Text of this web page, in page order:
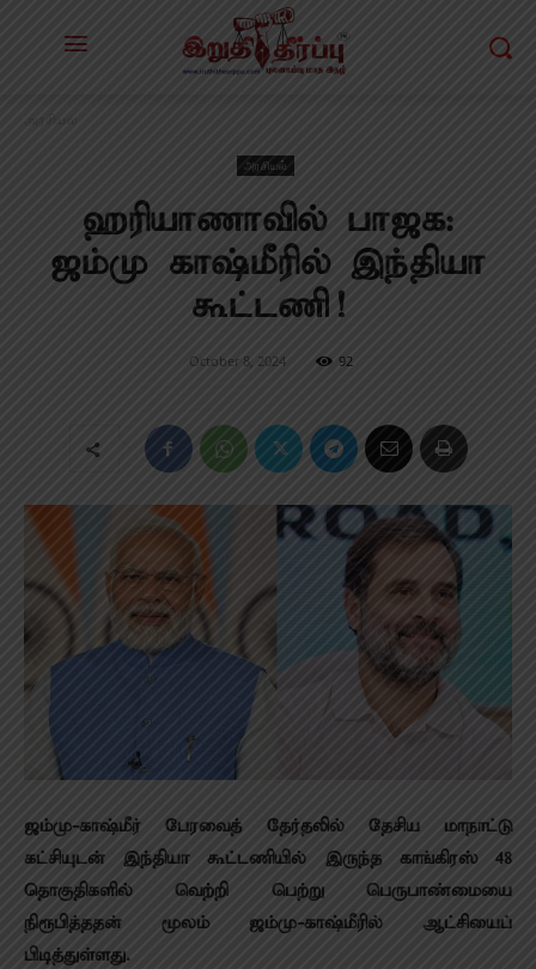
அரசியல்
அரசியல்
ஹரியாணாவில் பாஜக:
ஜம்மு காஷ்மீரில் இந்தியா
கூட்டணி!
October 8, 2024 92
ஜம்மு-காஷ்மீர் பேரவைத் தேர்தலில் தேசிய மாநாட்டு
கட்சியுடன் இந்தியா கூட்டணியில் இருந்த காங்கிரஸ் 48
தொகுதிகளில் வெற்றி பெற்று பெருபாண்மையை
நிரூபித்ததன் மூலம் ஜம்மு-காஷ்மீரில் ஆட்சியைப்
பிடித்துள்ளது.